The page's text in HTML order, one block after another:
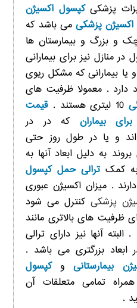
پزشکیکپسول اکسیژن
پزشکی می باشد که
و بزرگ و بیمارستان ها
منازل نیز برای بیمارانی
بیمارانی که مشکل ریوی
دارد . معمولا ظرفیت های
قیمت
بیماران که در در
و یا در طول روز حتی
به دلیل ابعاد آنها به
کمک ترالی حمل کپسول
. میزان اکسیژن عبوری
پزشکیکنترل می شود
ظرفیت های بالاتری مانند
البته آنها نیز دارای ترالی
بزرگتری می باشد .
بیمارستانیوکپسول
تمامی متعلقات آن
.